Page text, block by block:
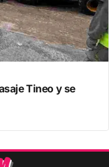
Tineo y se